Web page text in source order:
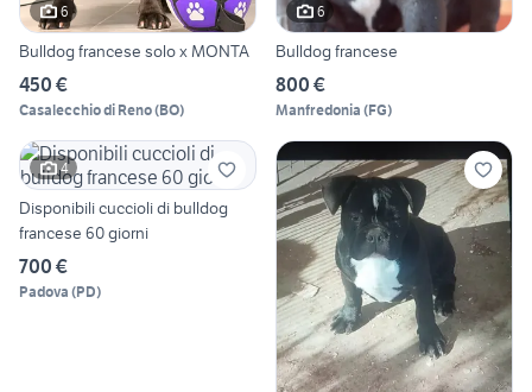
6
Bulldog francese solo x MONTA
450 €
Casalecchio di Reno(BO)
6
Bulldog francese
800 €
Manfredonia (FG)
4
Disponibili cuccioli di bulldog
francese 60 giorni
700 €
Padova (PD)